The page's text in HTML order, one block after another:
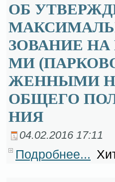
ОБ
ЗО­ВА­НИЕ
МИ
ЖЕН­НЫ­МИ
ОБ­ЩЕ­ГО
НИЯ
04.02.2016 17:11
Подробнее...